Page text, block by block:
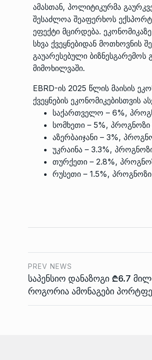
ამასთან, პოლიტიკურმა
შესაძლოა შეაფერხოს
ეფექტი მცირდება.
სხვა ქვეყნებიდან მოთხოვნის
გაუარესებული ბიზნესგარემოს
მიმოხილვაში.
EBRD-ის 2025 წლის მაისის
ქვეყნების ეკონომიკებისთვის
საქართველო – 6%,
სომხეთი – 5%,
აზერბაიჯანი – 3%,
უკრაინა – 3.3%,
თურქეთი – 2.8%,
რუსეთი – 1.5%,
PREV NEWS
საპენსიო დანაზოგი ₾6.7
როგორია ამონაგები